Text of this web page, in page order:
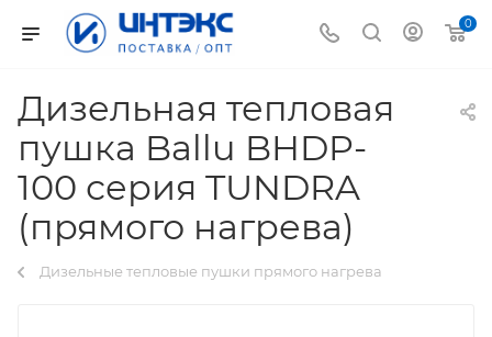
0
Дизельная тепловая
пушка Ballu BHDP-
100 серия TUNDRA
(прямого нагрева)
Дизельные тепловые пушки прямого нагрева